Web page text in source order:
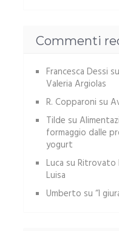
Commenti
Francesca Dessi su
Valeria Argiolas
R. Copparoni su
Tilde su
formaggio dalle
yogurt
Luca su Ritrovato
Luisa
Umberto su “I